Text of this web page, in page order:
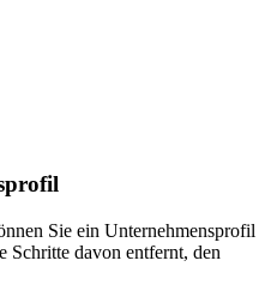
Sie ein Unternehmensprofil
Schritte davon entfernt, den